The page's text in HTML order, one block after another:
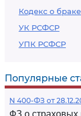
Кодекс о
УК РСФСР
УПК РСФСР
Популярные
N 400-ФЗ от
ФЗ о страховых